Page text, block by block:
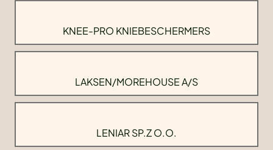
KNEE-PRO KNIEBESCHERMERS
LAKSEN/MOREHOUSE A/S
LENIAR SP.Z O.O.